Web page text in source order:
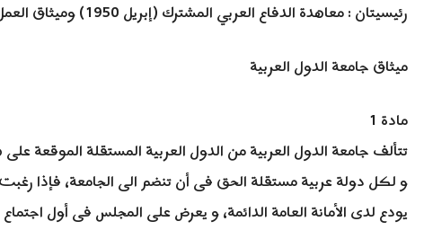
رئيسيتان : معاهدة الدفاع العربي المشترك (إبريل 1950) وميثاق العمل الاقتصادي القومي (نوفمبر 1980).
ميثاق جامعة الدول العربية
مادة 1
تتألف جامعة الدول العربية من الدول العربية المستقلة الموقعة على
و لكل دولة عربية مستقلة الحق فى أن تنضم الى الجامعة، فإذا
يودع لدى الأمانة العامة الدائمة، و يعرض على المجلس فى أول